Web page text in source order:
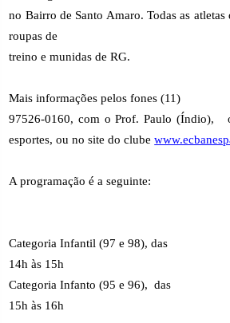
no Bairro de Santo Amaro. Todas as
roupas de
treino e munidas de RG.
Mais informações pelos fones (11)
97526-0160, com o Prof. Paulo (Índio),
esportes, ou no site do clube
A programação é a seguinte:
Categoria Infantil (97 e 98), das
14h às 15h
Categoria Infanto (95 e 96), das
15h às 16h